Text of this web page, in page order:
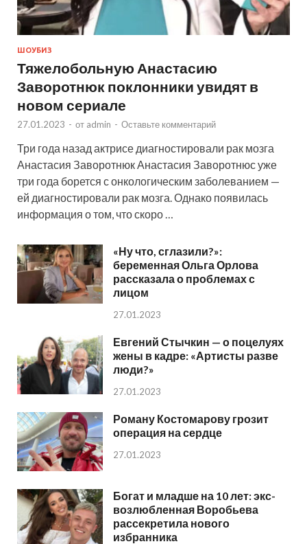
ШОУБИЗ
Тяжелобольную Анастасию
Заворотнюк поклонники увидят в
новом сериале
27.01.2023 - от admin - Оставьте комментарий
Три года назад актрисе диагностировали рак мозга
Анастасия Заворотнюк Анастасия Заворотнюс уже
три года борется с онкологическим заболеванием —
ей диагностировали рак мозга. Однако появилась
информация о том, что скоро …
«Ну что, сглазили?»:
беременная Ольга Орлова
рассказала о проблемах с
лицом
27.01.2023
Евгений Стычкин — о поцелуях
жены в кадре: «Артисты разве
люди?»
27.01.2023
Роману Костомарову грозит
операция на сердце
27.01.2023
Богат и младше на 10 лет: экс-
возлюбленная Воробьева
рассекретила нового
избранника